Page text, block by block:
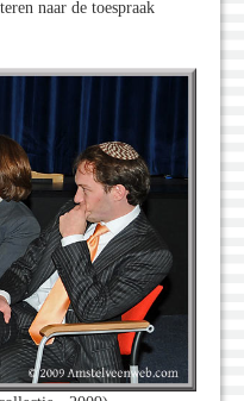
naar de toespraak